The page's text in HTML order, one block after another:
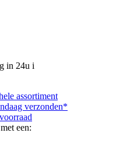
in 24u i
assortiment
verzonden*
een: